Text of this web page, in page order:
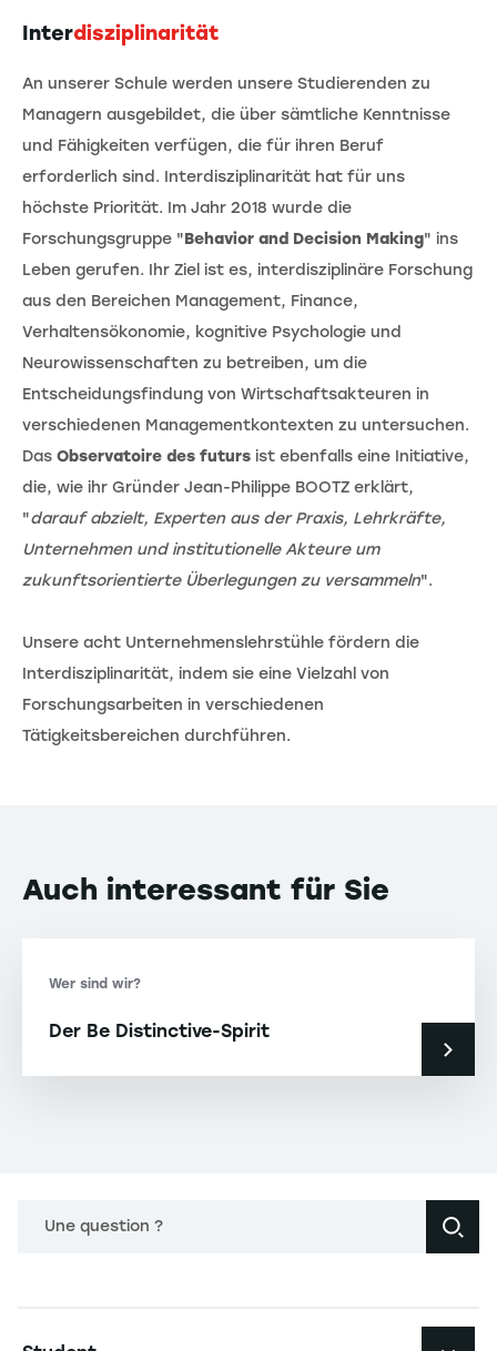
Interdisziplinarität
An unserer Schule werden unsere Studierenden zu
Managern ausgebildet, die über sämtliche Kenntnisse
und Fähigkeiten verfügen, die für ihren Beruf
erforderlich sind. Interdisziplinarität hat für uns
höchste Priorität. Im Jahr 2018 wurde die
Forschungsgruppe "Behavior and Decision Making" ins
Leben gerufen. Ihr Ziel ist es, interdisziplinäre Forschung
aus den Bereichen Management, Finance,
Verhaltensökonomie, kognitive Psychologie und
Neurowissenschaften zu betreiben, um die
Entscheidungsfindung von Wirtschaftsakteuren in
verschiedenen Managementkontexten zu untersuchen.
Das Observatoire des futurs ist ebenfalls eine Initiative,
die, wie ihr Gründer Jean-Philippe BOOTZ erklärt,
"darauf abzielt, Experten aus der Praxis, Lehrkräfte,
Unternehmen und institutionelle Akteure um
zukunftsorientierte Überlegungen zu versammeln".
Unsere acht Unternehmenslehrstühle fördern die
Interdisziplinarität, indem sie eine Vielzahl von
Forschungsarbeiten in verschiedenen
Tätigkeitsbereichen durchführen.
Auch interessant für Sie
Wer sind wir?
Der Be Distinctive-Spirit
Une question ?